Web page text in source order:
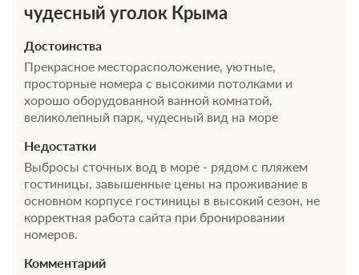
чудесный уголок Крыма
Достоинства
Прекрасное месторасположение, уютные,
просторные номера с высокими потолками и
хорошо оборудованной ванной комнатой,
великолепный парк, чудесный вид на море
Недостатки
Выбросы сточных вод в море - рядом с пляжем
гостиницы, завышенные цены на проживание в
основном корпусе гостиницы в высокий сезон, не
корректная работа сайта при бронировании
номеров.
Комментарий